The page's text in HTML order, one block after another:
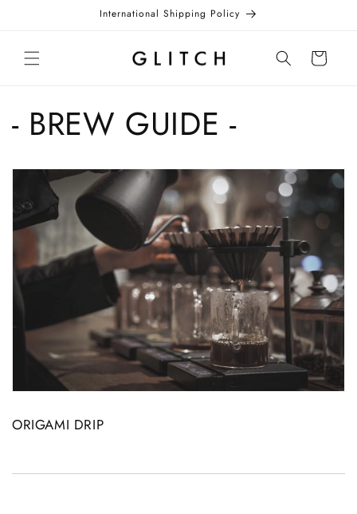
International Shipping Policy
ー
- BREW GUIDE -
ORIGAMI DRIP